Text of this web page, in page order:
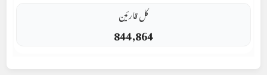
کل قارئین
844,864